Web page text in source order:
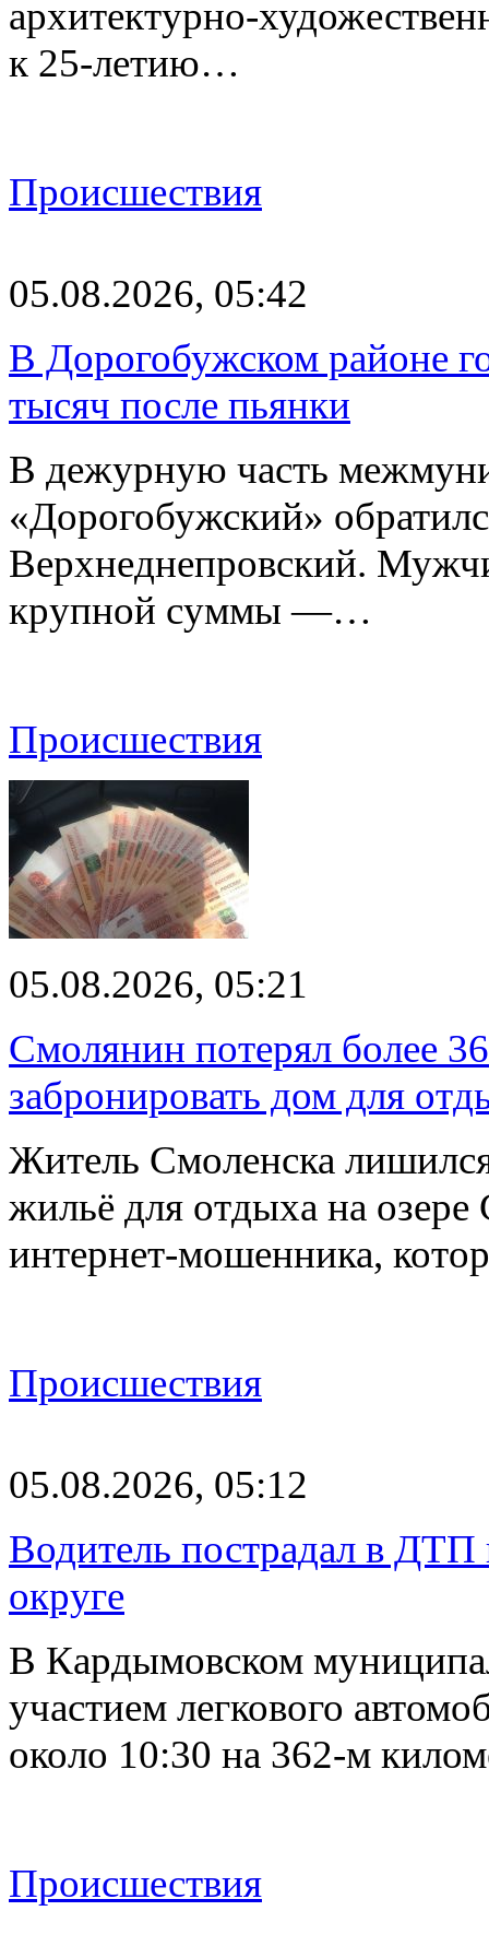
архитектурно-
к 25-летию…
Происшествия
05.08.2026, 05:42
В Дорогобужском районе
тысяч после пьянки
В дежурную часть
«Дорогобужский»
Верхнеднепровский.
крупной суммы —…
Происшествия
05.08.2026, 05:21
Смолянин потерял более
забронировать дом для
Житель Смоленска
жильё для отдыха на
интернет-мошенника,
Происшествия
05.08.2026, 05:12
Водитель пострадал в
округе
В Кардымовском
участием легкового
около 10:30 на 362-м
Происшествия